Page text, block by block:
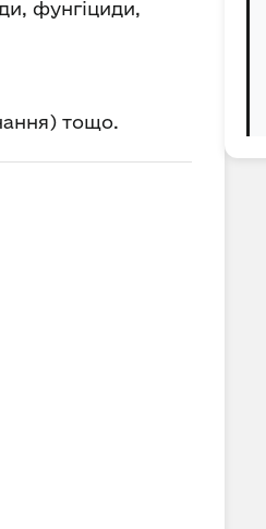
фунгіциди,
тощо.